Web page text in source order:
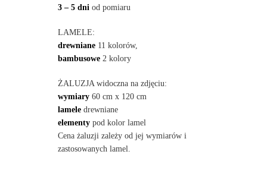
3 – 5 dniod pomiaru
LAMELE:
drewniane11 kolorów,
bambusowe2 kolory
ŻALUZJA widoczna na zdjęciu:
wymiary60 cm x 120 cm
lameledrewniane
elementypod kolor lamel
Cena żaluzji zależy od jej wymiarów i
zastosowanych lamel.